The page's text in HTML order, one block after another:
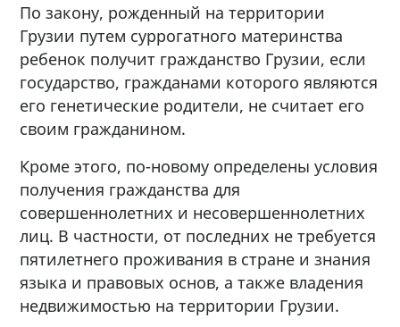
По закону, рожденный на территории
Грузии путем суррогатного материнства
ребенок получит гражданство Грузии, если
государство, гражданами которого являются
его генетические родители, не считает его
своим гражданином.
Кроме этого, по-новому определены условия
получения гражданства для
совершеннолетних и несовершеннолетних
лиц. В частности, от последних не требуется
пятилетнего проживания в стране и знания
языка и правовых основ, а также владения
недвижимостью на территории Грузии.